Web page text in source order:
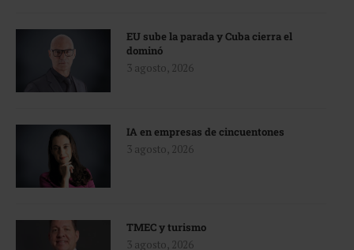
EU sube la parada y Cuba cierra el
dominó
3 agosto, 2026
IA en empresas de cincuentones
3 agosto, 2026
TMEC y turismo
3 agosto, 2026